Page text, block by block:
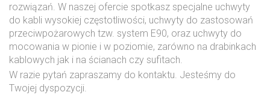
rozwiązań. W naszej ofercie spotkasz specjalne uchwyty
do kabli wysokiej częstotliwości, uchwyty do zastosowań
przeciwpożarowych tzw. system E90, oraz uchwyty do
mocowania w pionie i w poziomie, zarówno na drabinkach
kablowych jak i na ścianach czy sufitach.
W razie pytań zapraszamy do kontaktu. Jesteśmy do
Twojej dyspozycji.